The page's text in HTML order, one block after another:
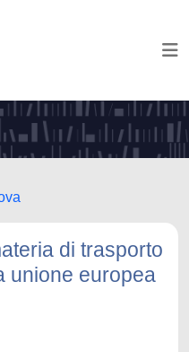
di trasporto
unione europea